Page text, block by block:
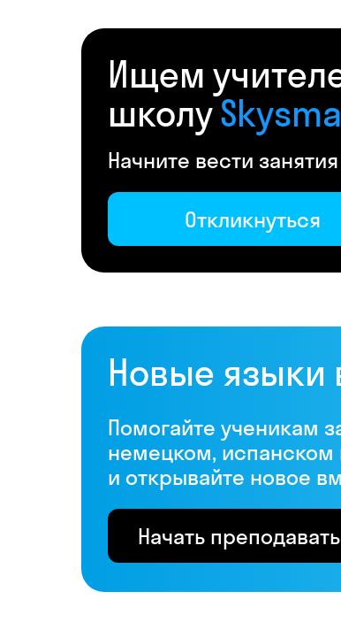
Ищем
школу
Начните вести
Откликнуться
Новые языки
Помогайте ученикам
немецком, испанском
и открывайте новое
Начать преподавать